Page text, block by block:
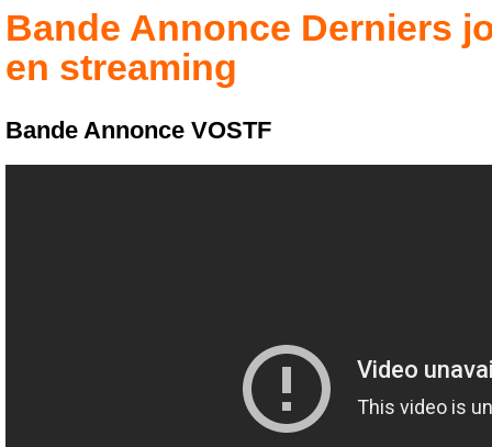
Bande Annonce Derniers
en streaming
Bande Annonce VOSTF